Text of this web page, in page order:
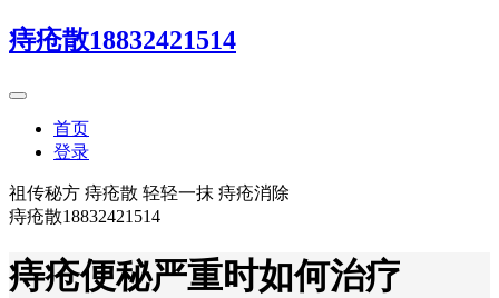
痔疮散18832421514
首页
登录
祖传秘方 痔疮散 轻轻一抹 痔疮消除
痔疮散18832421514
痔疮便秘严重时如何治疗